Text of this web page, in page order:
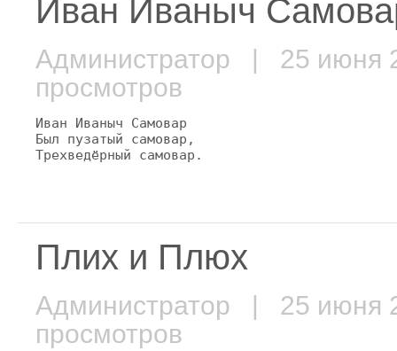
Иван Иваныч
Администратор | 25
просмотров
Иван Иваныч Самовар
Был пузатый самовар,
Плих и Плюх
Администратор | 25
просмотров